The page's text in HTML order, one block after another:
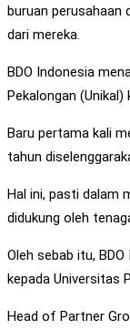
buruan perusahaan
dari mereka.
BDO Indonesia
Pekalongan (Unikal)
Baru pertama kali
tahun
Hal ini, pasti dalam
didukung oleh
Oleh sebab itu,
kepada Universitas
Head of Partner